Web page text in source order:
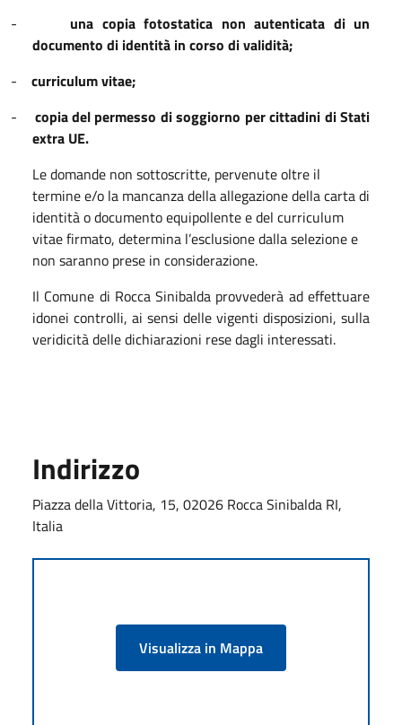
-
una copia fotostatica non autenticata di un
documento di identità in corso di validità;
-
curriculum vitae;
-
copia del permesso di soggiorno per cittadini di Stati
extra UE.
Le domande non sottoscritte, pervenute oltre il
termine e/o la mancanza della allegazione della carta di
identità o documento equipollente e del curriculum
vitae firmato, determina l’esclusione dalla selezione e
non saranno prese in considerazione.
Il Comune di Rocca Sinibalda provvederà ad effettuare
idonei controlli, ai sensi delle vigenti disposizioni, sulla
veridicità delle dichiarazioni rese dagli interessati.
Indirizzo
Piazza della Vittoria, 15, 02026 Rocca Sinibalda RI,
Italia
Visualizza in Mappa